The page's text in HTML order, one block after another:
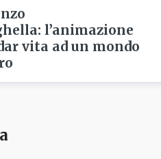
l’animazione
vita ad un mondo